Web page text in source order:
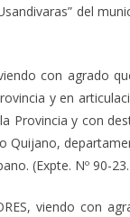
del
con agrado
y en
Provincia y con
(Expte. Nº 90-
viendo con